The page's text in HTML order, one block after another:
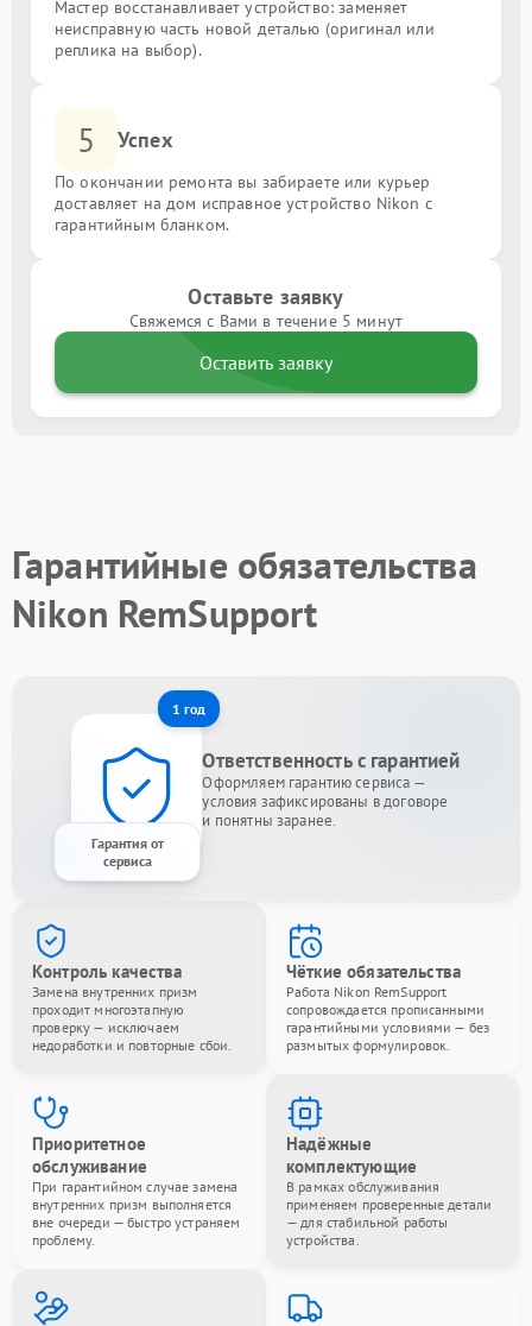
Мастер восстанавливает устройство: заменяет
неисправную часть новой деталью (оригинал или
реплика на выбор).
5 Успех
По окончании ремонта вы забираете или курьер
доставляет на дом исправное устройство Nikon с
гарантийным бланком.
Оставьте заявку
Свяжемся с Вами в течение 5 минут
Оставить заявку
Гарантийные обязательства
Nikon RemSupport
1 год
Гарантия от
сервиса
Ответственность с гарантией
Оформляем гарантию сервиса —
условия зафиксированы в договоре
и понятны заранее.
Контроль качества
Замена внутренних призм
проходит многоэтапную
проверку — исключаем
недоработки и повторные сбои.
Чёткие обязательства
Работа Nikon RemSupport
сопровождается прописанными
гарантийными условиями — без
размытых формулировок.
Приоритетное
обслуживание
При гарантийном случае замена
внутренних призм выполняется
вне очереди — быстро устраняем
проблему.
Надёжные
комплектующие
В рамках обслуживания
применяем проверенные детали
— для стабильной работы
устройства.